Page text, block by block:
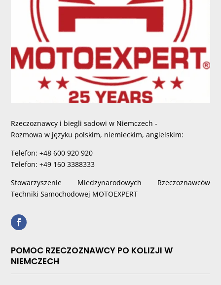
Rzeczoznawcy i biegli sadowi w Niemczech -
Rozmowa w języku polskim, niemieckim, angielskim:
Telefon: +48 600 920 920
Telefon: +49 160 3388333
Stowarzyszenie Miedzynarodowych Rzeczoznawców
Techniki Samochodowej MOTOEXPERT
POMOC RZECZOZNAWCY PO KOLIZJI W
NIEMCZECH